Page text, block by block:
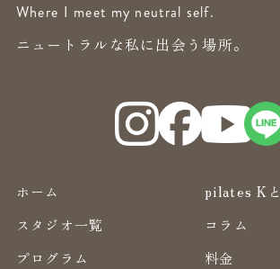
Where I meet my neutral self.
ニュートラルな私に出会う場所。
ホーム
pilates K
スタジオ一覧
コラム
プログラム
料金